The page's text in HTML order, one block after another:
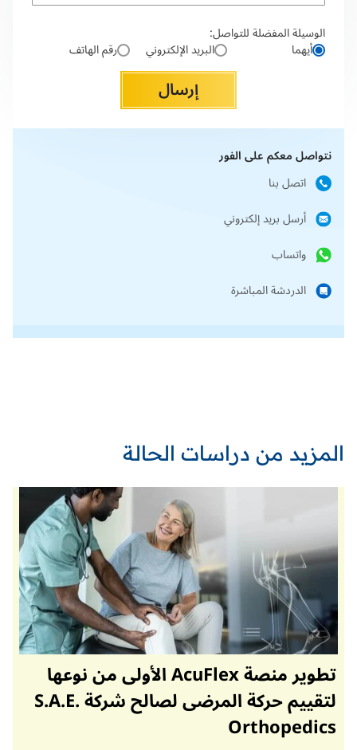
الوسيلة المفضلة للتواصل:
أيهما البريد الإلكتروني رقم الهاتف
إرسال
نتواصل معكم على الفور
اتصل بنا
أرسل بريد إلكتروني
واتساب
الدردشة المباشرة
المزيد من دراسات الحالة
تطوير منصة AcuFlex الأولى من نوعها
لتقييم حركة المرضى لصالح شركة S.A.E.
Orthopedics